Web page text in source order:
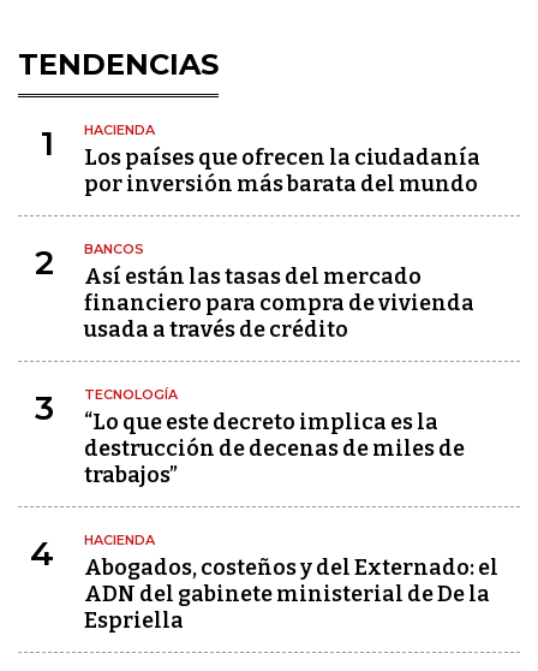
TENDENCIAS
1 HACIENDA
Los países que ofrecen la ciudadanía
por inversión más barata del mundo
2 BANCOS
Así están las tasas del mercado
financiero para compra de vivienda
usada a través de crédito
3 TECNOLOGÍA
“Lo que este decreto implica es la
destrucción de decenas de miles de
trabajos”
4 HACIENDA
Abogados, costeños y del Externado: el
ADN del gabinete ministerial de De la
Espriella